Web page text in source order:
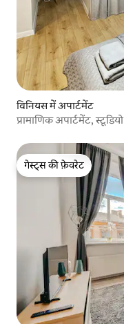
विनियस में अपार्टमेंट
प्रामाणिक अपार्टमेंट, स्टूडियो
गेस्ट्स की फ़ेवरेट
गेस्ट्स की फ़ेवरेट